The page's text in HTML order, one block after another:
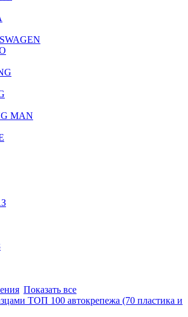
MAN
Показать все
ТОП 100 автокрепежа (70 пластика и